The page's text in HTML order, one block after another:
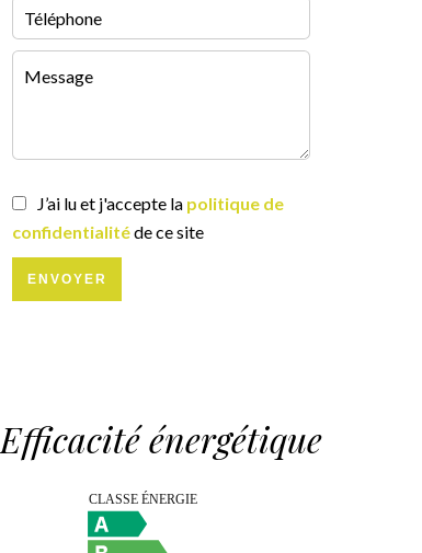
J’ai lu et j'accepte la politique de
confidentialitéde ce site
ENVOYER
Efficacité énergétique